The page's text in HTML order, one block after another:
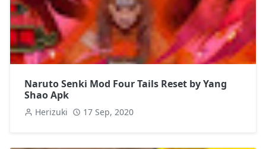
Naruto Senki Mod Four Tails Reset by Yang
Shao Apk
Herizuki 17 Sep, 2020